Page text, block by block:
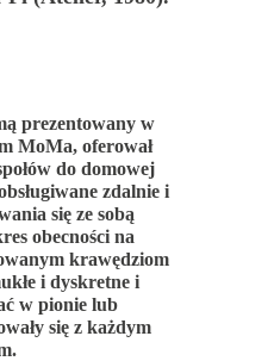
prezentowany w
MoMa, oferował
do domowej
zdalnie i
się ze sobą
obecności na
krawędziom
i dyskretne i
w pionie lub
się z każdym